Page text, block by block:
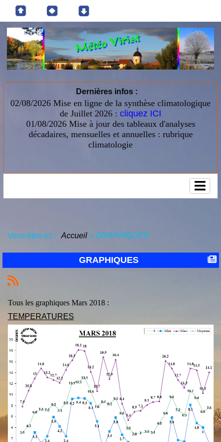
Dernières infos :
02/08/2026 Mise en ligne de la synthèse climatologique
de Juillet 2026 : cliquez ICI
01/08/2026 Mise à jour des tableaux d'analyses
décadaires, mensuelles et annuelles : rubrique
climatologie
Vous êtes ici : Accueil » GRAPHIQUES
GRAPHIQUES
Tous les graphiques Mars 2018 :
TEMPERATURES